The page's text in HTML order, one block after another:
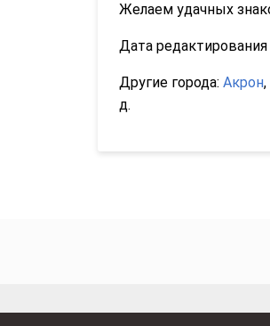
Желаем удачных
Дата редактирования
Другие города: Акрон,
д.